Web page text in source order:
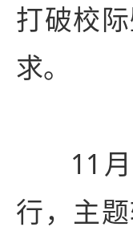
打破校
求。
11
行，主